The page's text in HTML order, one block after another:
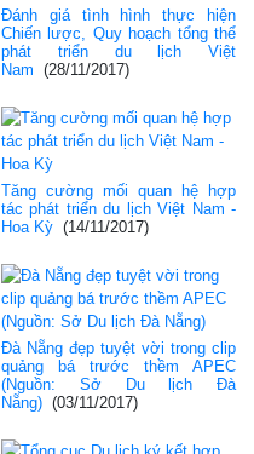
Đánh giá tình hình thực hiện
Chiến lược, Quy hoạch tổng thể
phát triển du lịch Việt
Nam (28/11/2017)
Tăng cường mối quan hệ hợp
tác phát triển du lịch Việt Nam -
Hoa Kỳ (14/11/2017)
Đà Nẵng đẹp tuyệt vời trong clip
quảng bá trước thềm APEC
(Nguồn: Sở Du lịch Đà
Nẵng) (03/11/2017)